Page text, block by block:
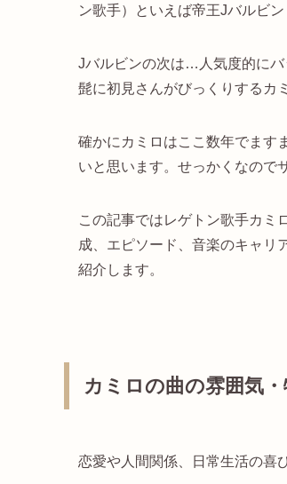
ン歌手）といえば帝王Jバルビ
Jバルビンの次は…人気度的にバ
髭に初見さんがびっくりするカ
確かにカミロはここ数年でます
いと思います。せっかくなので
この記事ではレゲトン歌手カミ
成、エピソード、音楽のキャリ
紹介します。
カミロの曲の雰囲気
恋愛や人間関係、日常生活の喜